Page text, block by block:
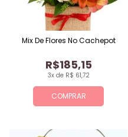
COMPRAR
3x de R$ 61,72
R$185,15
Mix De Flores No Cachepot